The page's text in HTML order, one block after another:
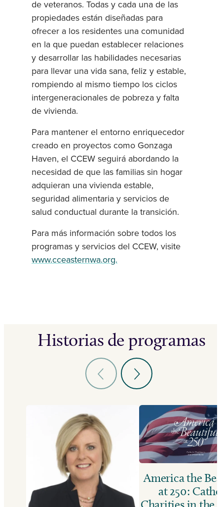
de veteranos. Todas y cada una de las
propiedades están diseñadas para
ofrecer a los residentes una comunidad
en la que puedan establecer relaciones
y desarrollar las habilidades necesarias
para llevar una vida sana, feliz y estable,
rompiendo al mismo tiempo los ciclos
intergeneracionales de pobreza y falta
de vivienda.
Para mantener el entorno enriquecedor
creado en proyectos como Gonzaga
Haven, el CCEW seguirá abordando la
necesidad de que las familias sin hogar
adquieran una vivienda estable,
seguridad alimentaria y servicios de
salud conductual durante la transición.
Para más información sobre todos los
programas y servicios del CCEW, visite
www.cceasternwa.org.
Historias de programas
America the
at 250: